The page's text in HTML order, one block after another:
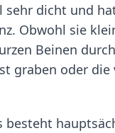
sehr dicht und
Obwohl sie
Beinen
graben oder
besteht